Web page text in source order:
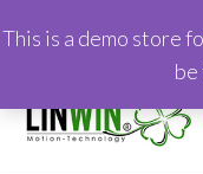
This is a demo store